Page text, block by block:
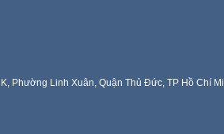
Phường Linh Xuân, Quận Thủ Đức, TP Hồ Chí